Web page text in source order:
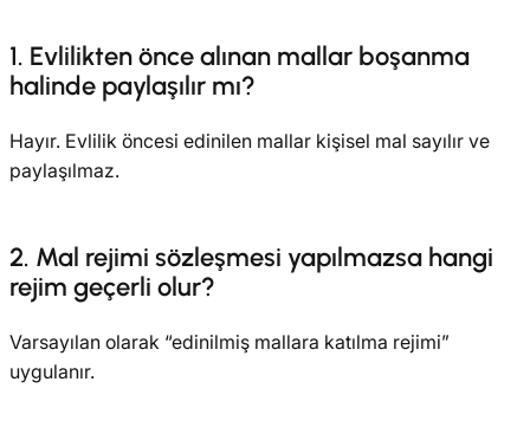
1. Evlilikten önce alınan mallar boşanma
halinde paylaşılır mı?
Hayır. Evlilik öncesi edinilen mallar kişisel mal sayılır ve
paylaşılmaz.
2. Mal rejimi sözleşmesi yapılmazsa hangi
rejim geçerli olur?
Varsayılan olarak “edinilmiş mallara katılma rejimi”
uygulanır.